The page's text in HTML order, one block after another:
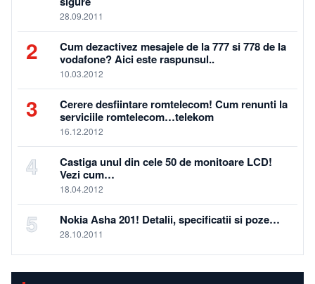
28.09.2011
2
Cum dezactivez mesajele de la 777 si 778 de la
vodafone? Aici este raspunsul..
10.03.2012
3
Cerere desfiintare romtelecom! Cum renunti la
serviciile romtelecom…telekom
16.12.2012
4
Castiga unul din cele 50 de monitoare LCD!
Vezi cum…
18.04.2012
5 Nokia Asha 201! Detalii, specificatii si poze…
28.10.2011